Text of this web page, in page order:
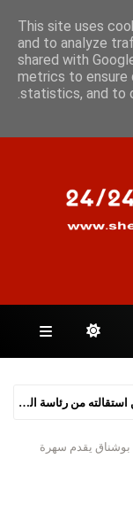
ستارمر يعلن استقالته من رئاسة الحكومة البريطانية
يقدم سهرة
This site uses
and to analyze
shared with
metrics to ensure
statistics, and to